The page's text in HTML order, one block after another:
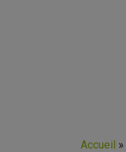
Accueil »